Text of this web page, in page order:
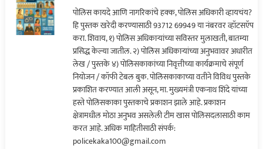
दहशतवाद्याला
अटक…
पोलिस कायदे आणि नागरिकांचे हक्क, पोलिस अधिकारी व्हायचंय?
हि पुस्तक खरेदी करण्यासाठी 93712 69949 या नंबरवर व्हॉटसऍप
करा. शिवाय, १) पोलिस अधिकाऱ्यांच्या सविस्तर मुलाखती, बातम्या
प्रसिद्ध केल्या जातील. २) पोलिस अधिकाऱ्यांच्या अनुभवावर अधारीत
लेख / पुस्तके ४) पोलिसकाकांच्या निवृत्तीच्या कार्यक्रमाचे संपूर्ण
नियोजन / कॉफी टेबल बुक. पोलिसकाकाच्या वतीने विविध पुस्तके
प्रकाशित करण्यात आली असून, मा. मुख्यमंत्री एकनाथ शिंदे यांच्या
हस्ते पोलिसकाका पुस्तकाचे प्रकाशन झाले आहे. प्रकाशन
क्षेत्रामधील मोठा अनुभव असलेली टीम खास पोलिसदलासाठी काम
करत आहे. अधिक माहितीसाठी संपर्क:
policekaka100@gmail.com